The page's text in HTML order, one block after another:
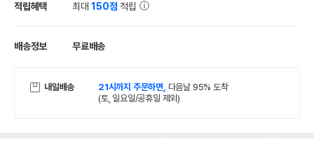
적립혜택 최대150점 적립
배송정보 무료배송
내일배송 21시까지 주문하면, 다음날 95% 도착
(토, 일요일/공휴일 제외)